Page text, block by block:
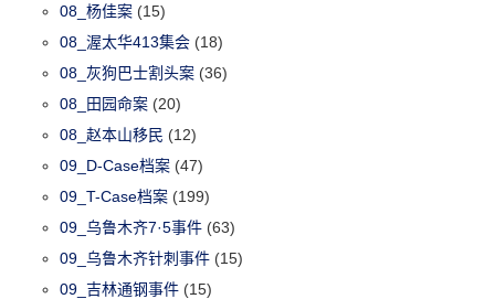
08_杨佳案 (15)
08_渥太华413集会 (18)
08_灰狗巴士割头案 (36)
08_田园命案 (20)
08_赵本山移民 (12)
09_D-Case档案 (47)
09_T-Case档案 (199)
09_乌鲁木齐7·5事件 (63)
09_乌鲁木齐针刺事件 (15)
09_吉林通钢事件 (15)